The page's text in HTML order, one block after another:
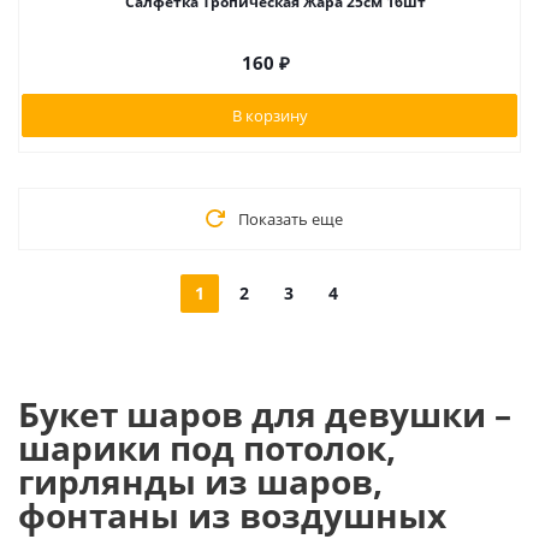
160 ₽
В корзину
Показать еще
1 2 3 4
Букет шаров для девушки –
шарики под потолок,
гирлянды из шаров,
фонтаны из воздушных